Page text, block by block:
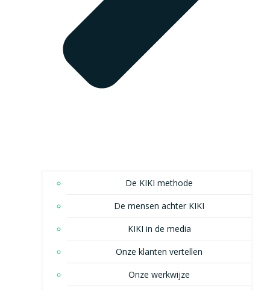
De KIKI methode
De mensen achter KIKI
KIKI in de media
Onze klanten vertellen
Onze werkwijze